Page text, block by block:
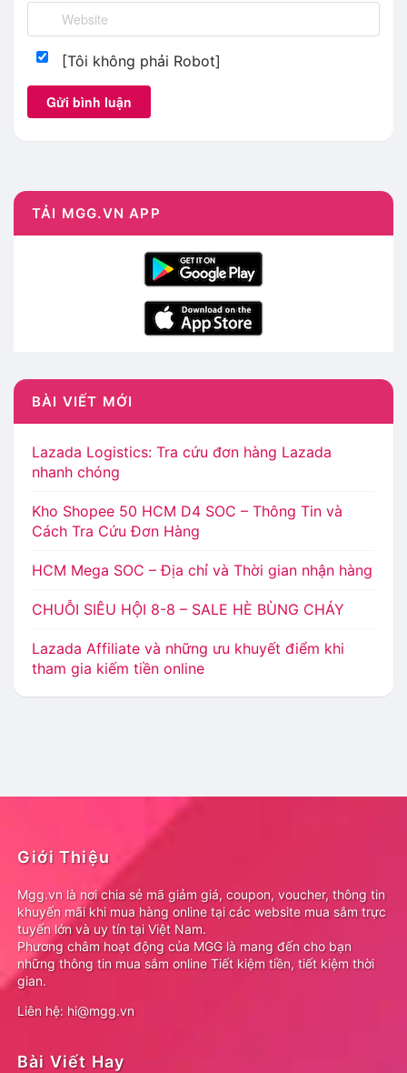
[Tôi không phải Robot]
Gửi bình luận
TẢI MGG.VN APP
BÀI VIẾT MỚI
Lazada Logistics: Tra cứu đơn hàng Lazada
nhanh chóng
Kho Shopee 50 HCM D4 SOC – Thông Tin và
Cách Tra Cứu Đơn Hàng
HCM Mega SOC – Địa chỉ và Thời gian nhận hàng
CHUỖI SIÊU HỘI 8-8 – SALE HÈ BÙNG CHÁY
Lazada Affiliate và những ưu khuyết điểm khi
tham gia kiếm tiền online
Giới Thiệu
Mgg.vn là nơi chia sẻ mã giảm giá, coupon, voucher, thông tin
khuyến mãi khi mua hàng online tại các website mua sắm trực
tuyến lớn và uy tín tại Việt Nam.
Phương châm hoạt động của MGG là mang đến cho bạn
những thông tin mua sắm online Tiết kiệm tiền, tiết kiệm thời
gian.
Liên hệ: hi@mgg.vn
Bài Viết Hay